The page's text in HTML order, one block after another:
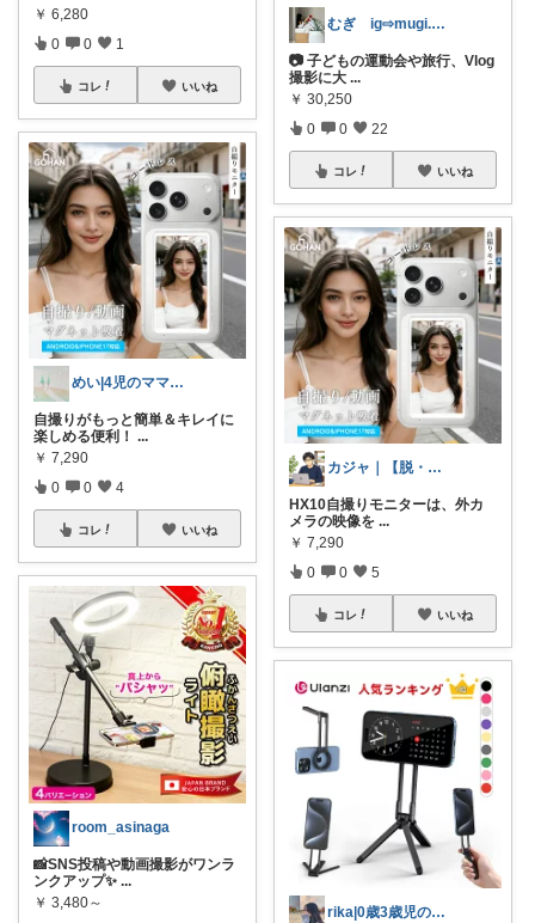
￥ 6,280
0 0 1
コレ いいね
めい|4児のママおすすめ
自撮りがもっと簡単＆キレイに
楽しめる便利！ ...
￥ 7,290
0 0 4
コレ いいね
room_asinaga
📸SNS投稿や動画撮影がワンラ
ンクアップ✨ ...
￥ 3,480～
むぎ ig⇨mugi.home_
📷 子どもの運動会や旅行、Vlog
撮影に大 ...
￥ 30,250
0 0 22
コレ いいね
カジャ｜【脱・不便】家での仕事が激変する
HX10自撮りモニターは、外カ
メラの映像を ...
￥ 7,290
0 0 5
コレ いいね
rika|0歳3歳児のママ